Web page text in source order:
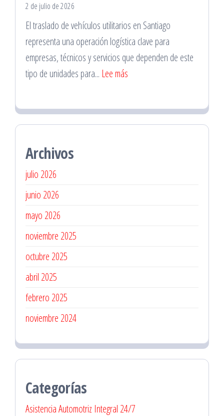
Centro
para
Revisiones
Preventivas
2 de julio de 2026
El traslado de vehículos utilitarios en Santiago
representa una operación logística clave para
empresas, técnicos y servicios que dependen de este
tipo de unidades para... Lee más
Vehículos
Archivos
julio 2026
junio 2026
mayo 2026
noviembre 2025
octubre 2025
abril 2025
febrero 2025
noviembre 2024
Categorías
Asistencia Automotriz Integral 24/7